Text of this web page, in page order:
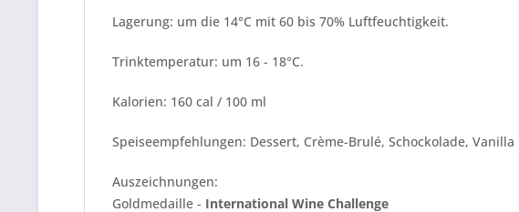
Lagerung: um die 14°C mit 60 bis 70% Luftfeuchtigkeit.
Trinktemperatur: um 16 - 18°C.
Kalorien: 160 cal / 100 ml
Speiseempfehlungen: Dessert, Crème-Brulé, Schockolade, Vanilla
Auszeichnungen:
Goldmedaille - International Wine Challenge